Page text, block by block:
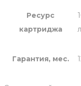
Ресурс
картриджа
Гарантия, мес.